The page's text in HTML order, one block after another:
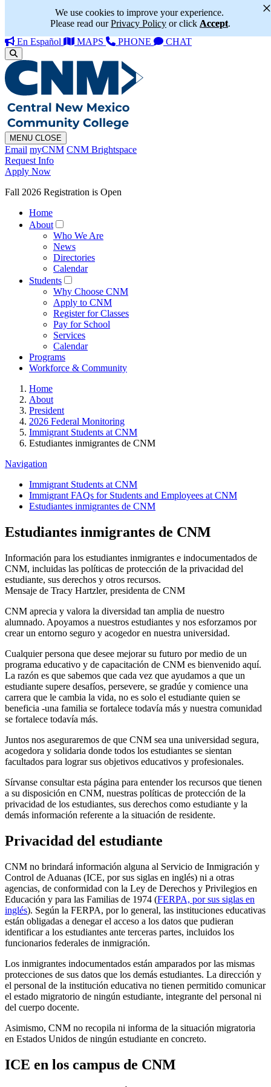
We use cookies to improve your experience.
Please read ourPrivacy Policy or click Accept.
×
En Español MAPS PHONE CHAT
MENU CLOSE
Email myCNM CNM Brightspace
Request Info
Apply Now
Fall 2026 Registration is Open
Home
About
Who We Are
News
Directories
Calendar
Students
Why Choose CNM
Apply to CNM
Register for Classes
Pay for School
Services
Calendar
Programs
Workforce & Community
Home
About
President
2026 Federal Monitoring
Immigrant Students at CNM
Estudiantes inmigrantes de CNM
Navigation
Immigrant Students at CNM
Immigrant FAQs for Students and Employees at CNM
Estudiantes inmigrantes de CNM
Estudiantes inmigrantes de CNM
Información para los estudiantes inmigrantes e indocumentados de
CNM, incluidas las políticas de protección de la privacidad del
estudiante, sus derechos y otros recursos.
Mensaje de Tracy Hartzler, presidenta de CNM
CNM aprecia y valora la diversidad tan amplia de nuestro
alumnado. Apoyamos a nuestros estudiantes y nos esforzamos por
crear un entorno seguro y acogedor en nuestra universidad.
Cualquier persona que desee mejorar su futuro por medio de un
programa educativo y de capacitación de CNM es bienvenido aquí.
La razón es que sabemos que cada vez que ayudamos a que un
estudiante supere desafíos, persevere, se gradúe y comience una
carrera que le cambia la vida, no es solo el estudiante quien se
beneficia -una familia se fortalece todavía más y nuestra comunidad
se fortalece todavía más.
Juntos nos aseguraremos de que CNM sea una universidad segura,
acogedora y solidaria donde todos los estudiantes se sientan
facultados para lograr sus objetivos educativos y profesionales.
Sírvanse consultar esta página para entender los recursos que tienen
a su disposición en CNM, nuestras políticas de protección de la
privacidad de los estudiantes, sus derechos como estudiante y la
demás información referente a la situación de residente.
Privacidad del estudiante
CNM no brindará información alguna al Servicio de Inmigración y
Control de Aduanas (ICE, por sus siglas en inglés) ni a otras
agencias, de conformidad con la Ley de Derechos y Privilegios en
Educación y para las Familias de 1974 (FERPA, por sus siglas en
inglés). Según la FERPA, por lo general, las instituciones educativas
están obligadas a denegar el acceso a los datos que pudieran
identificar a los estudiantes ante terceras partes, incluidos los
funcionarios federales de inmigración.
Los inmigrantes indocumentados están amparados por las mismas
protecciones de sus datos que los demás estudiantes. La dirección y
el personal de la institución educativa no tienen permitido comunicar
el estado migratorio de ningún estudiante, integrante del personal ni
del cuerpo docente.
Asimismo, CNM no recopila ni informa de la situación migratoria
en Estados Unidos de ningún estudiante en concreto.
ICE en los campus de CNM